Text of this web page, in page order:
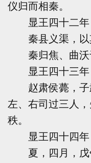
仪归而相秦。
显王四十二年
秦县义渠，以
秦归焦、曲沃
显王四十三年
赵肃侯薨，子
左、右司过三人
秩。
显王四十四年
夏，四月，戊